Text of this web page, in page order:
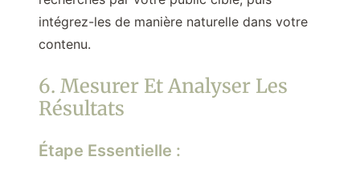
intégrez-les de manière naturelle dans votre
contenu.
6. Mesurer Et Analyser Les
Résultats
Étape Essentielle :